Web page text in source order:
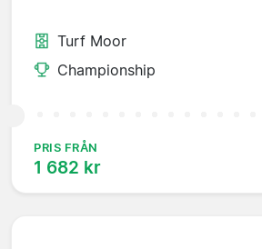
Turf Moor
Championship
PRIS FRÅN
1 682 kr